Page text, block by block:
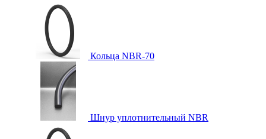
Кольца NBR-70
Шнур уплотнительный NBR